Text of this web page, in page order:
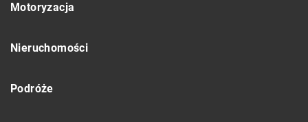
Motoryzacja
Nieruchomości
Podróże